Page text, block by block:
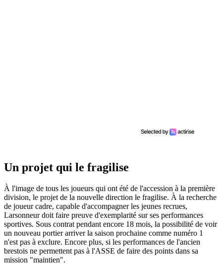
Un projet qui le fragilise
À l'image de tous les joueurs qui ont été de l'accession à la première
division, le projet de la nouvelle direction le fragilise. À la recherche
de joueur cadre, capable d'accompagner les jeunes recrues,
Larsonneur doit faire preuve d'exemplarité sur ses performances
sportives. Sous contrat pendant encore 18 mois, la possibilité de voir
un nouveau portier arriver la saison prochaine comme numéro 1
n'est pas à exclure. Encore plus, si les performances de l'ancien
brestois ne permettent pas à l'ASSE de faire des points dans sa
mission "maintien".